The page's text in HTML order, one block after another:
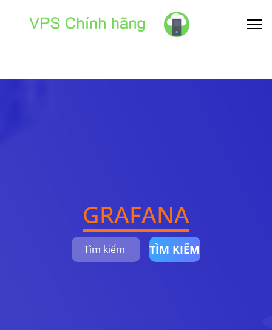
GRAFANA
TÌM KIẾM